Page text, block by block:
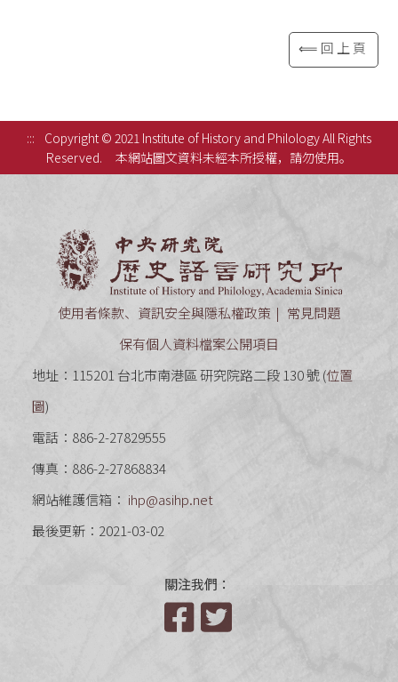
⟸回上頁
:::
Copyright © 2021 Institute of History and Philology All Rights
Reserved.
本網站圖文資料未經本所授權，請勿使用。
使用者條款、資訊安全與隱私權政策
常見問題
保有個人資料檔案公開項目
地址：115201 台北市南港區 研究院路二段 130 號 (位置
圖)
電話：886-2-27829555
傳真：886-2-27868834
網站維護信箱： ihp@asihp.net
最後更新：2021-03-02
關注我們：
Facebook